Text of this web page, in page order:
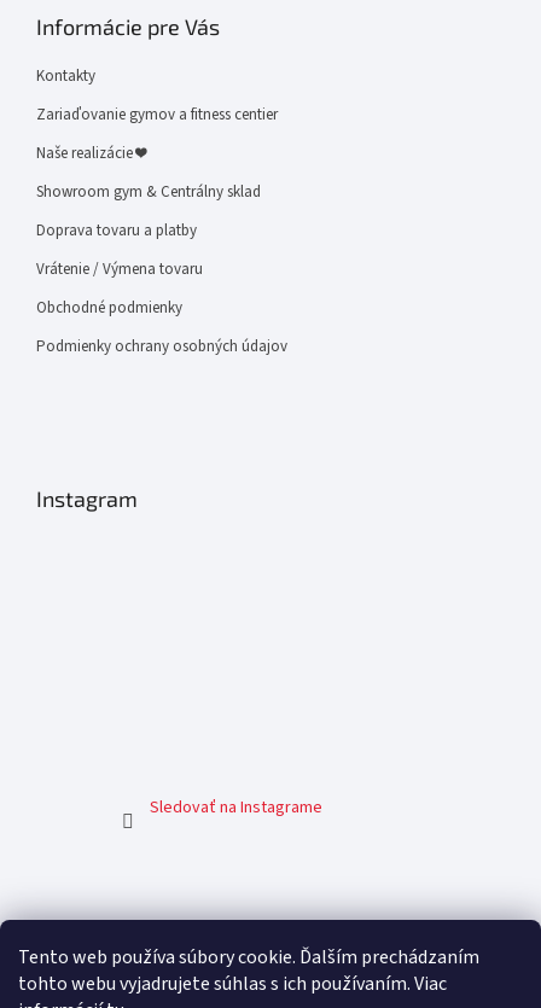
Tento web používa súbory cookie. Ďalším prechádzaním
tohto webu vyjadrujete súhlas s ich používaním. Viac
Informácie pre Vás
Kontakty
Zariaďovanie gymov a fitness centier
Naše realizácie ❤
Showroom gym & Centrálny sklad
Doprava tovaru a platby
Vrátenie / Výmena tovaru
Obchodné podmienky
Podmienky ochrany osobných údajov
Instagram
Sledovať na Instagrame
Facebook